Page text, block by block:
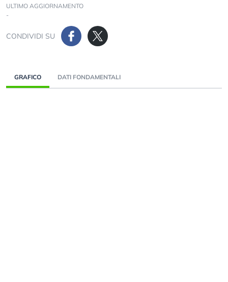
ULTIMO AGGIORNAMENTO
-
CONDIVIDI SU
GRAFICO DATI FONDAMENTALI